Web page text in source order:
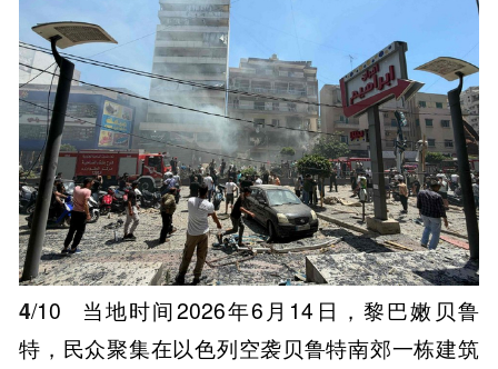
4/10
当地时间2026年6月14日，黎巴嫩贝鲁
特，民众聚集在以色列空袭贝鲁特南郊一栋建筑